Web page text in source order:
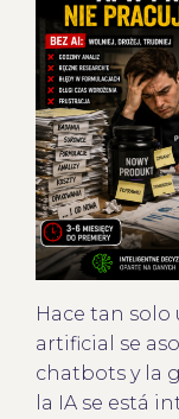
Hace tan
artificial se
chatbots y la
la IA se está